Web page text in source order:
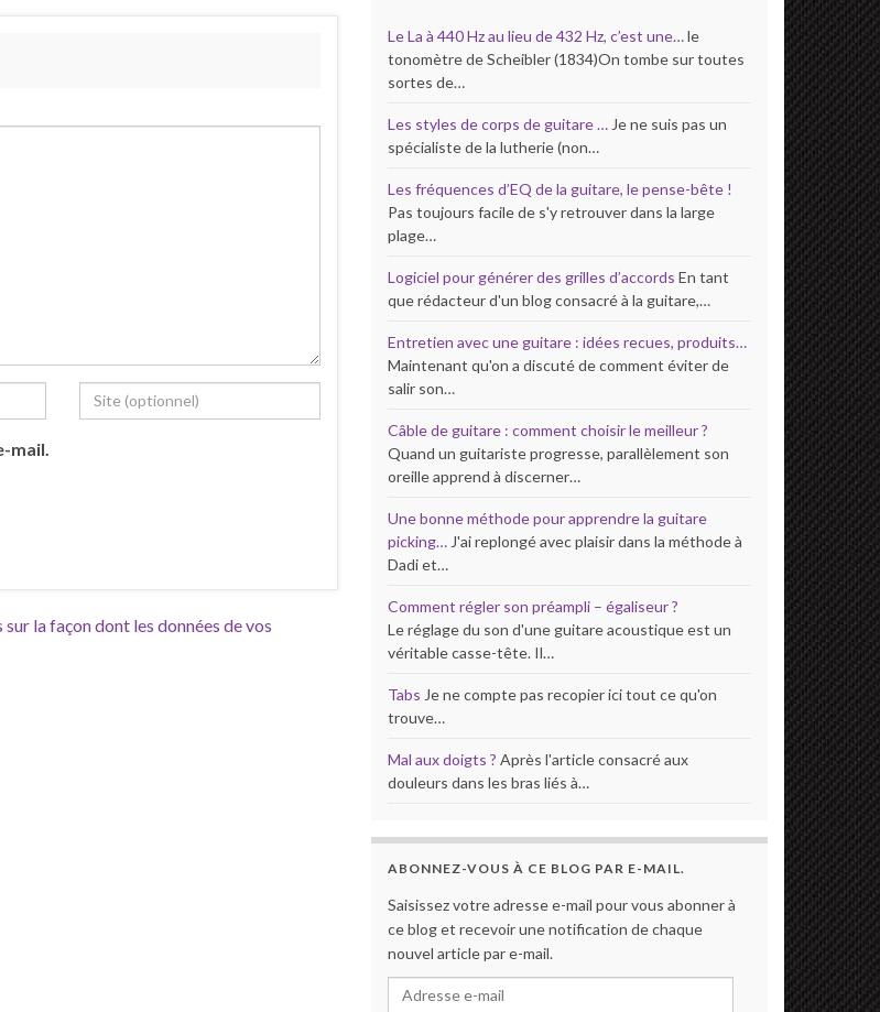
mail.
sur la façon dont les données de vos
Le La à 440 Hz au lieu de 432 Hz, c’est une…le
tonomètre de Scheibler (1834)On tombe sur toutes
sortes de…
Les styles de corps de guitare … Je ne suis pas un
spécialiste de la lutherie (non…
Les fréquences d’EQ de la guitare, le pense-bête !
Pas toujours facile de s'y retrouver dans la large
plage…
Logiciel pour générer des grilles d’accords En tant
que rédacteur d'un blog consacré à la guitare,…
Entretien avec une guitare : idées recues, produits…
Maintenant qu'on a discuté de comment éviter de
salir son…
Câble de guitare : comment choisir le meilleur ?
Quand un guitariste progresse, parallèlement son
oreille apprend à discerner…
Une bonne méthode pour apprendre la guitare
picking… J'ai replongé avec plaisir dans la méthode à
Dadi et…
Comment régler son préampli – égaliseur ?
Le réglage du son d'une guitare acoustique est un
véritable casse-tête. Il…
Tabs Je ne compte pas recopier ici tout ce qu'on
trouve…
Mal aux doigts ? Après l'article consacré aux
douleurs dans les bras liés à…
ABONNEZ-VOUS À CE BLOG PAR E-MAIL.
Saisissez votre adresse e-mail pour vous abonner à
ce blog et recevoir une notification de chaque
nouvel article par e-mail.
Adresse e-mail